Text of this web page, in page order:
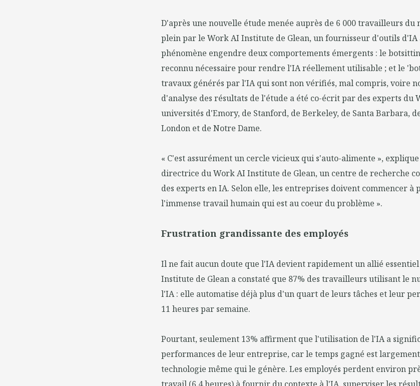
D'après une nouvelle étude menée auprès de 6 000 travailleurs du
plein par le Work AI Institute de Glean, un fournisseur d'outils d'IA
phénomène engendre deux comportements émergents : le
reconnu nécessaire pour rendre l'IA réellement utilisable ; et le
travaux générés par l'IA qui sont non vérifiés, mal compris, voire
d'analyse des résultats de l'étude a été co-écrit par des experts du
universités d'Emory, de Stanford, de Berkeley, de Santa Barbara,
London et de Notre Dame.
« C'est assurément un cercle vicieux qui s'auto-alimente », explique
directrice du Work AI Institute de Glean, un centre de recherche
des experts en IA. Selon elle, les entreprises doivent commencer à
l'immense travail humain qui est au coeur du problème ».
Frustration grandissante des employés
Il ne fait aucun doute que l'IA devient rapidement un allié
Institute de Glean a constaté que 87% des travailleurs utilisant le
l'IA : elle automatise déjà plus d'un quart de leurs tâches et leur
11 heures par semaine.
Pourtant, seulement 13% affirment que l'utilisation de l'IA a
performances de leur entreprise, car le temps gagné est
technologie même qui le génère. Les employés perdent environ